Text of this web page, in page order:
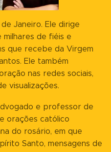
Janeiro. Ele dirige
de fiéis e
que recebe da Virgem
Ele também
nas redes sociais,
visualizações.
e professor de
orações católico
do rosário, em que
Santo, mensagens de